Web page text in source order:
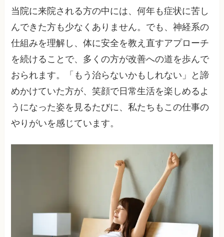
当院に来院される方の中には、何年も症状に苦し
んできた方も少なくありません。でも、神経系の
仕組みを理解し、体に安全を教え直すアプローチ
を続けることで、多くの方が改善への道を歩んで
おられます。「もう治らないかもしれない」と諦
めかけていた方が、笑顔で日常生活を楽しめるよ
うになった姿を見るたびに、私たちもこの仕事の
やりがいを感じています。